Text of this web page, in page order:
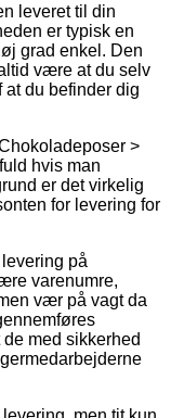
leveret til din
er typisk en
grad enkel. Den
være at du selv
at du befinder dig
>
hvis man
er det virkelig
for levering for
på
varenumre,
vær på vagt da
med sikkerhed